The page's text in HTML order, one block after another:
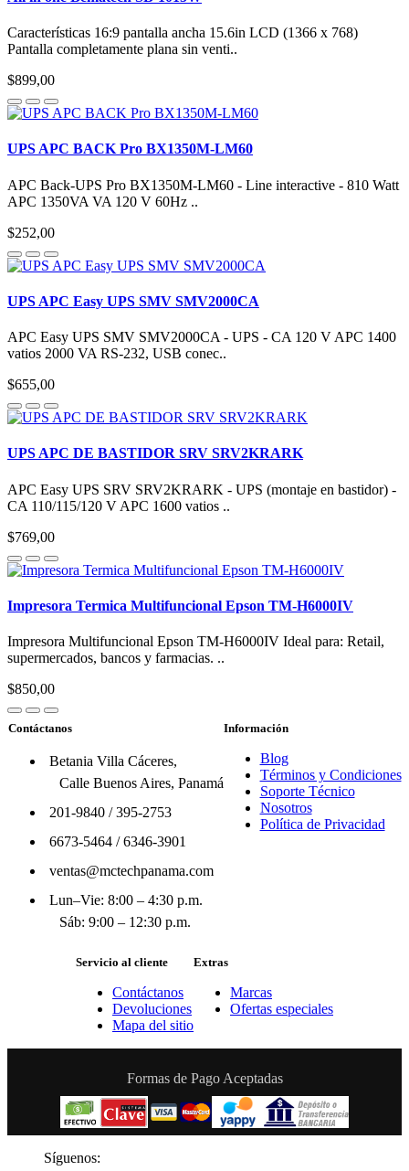
Características 16:9 pantalla ancha 15.6in LCD (1366 x 768)
Pantalla completamente plana sin venti..
$899,00
UPS APC BACK Pro BX1350M-LM60
APC Back-UPS Pro BX1350M-LM60 - Line interactive - 810 Watt
APC 1350VA VA 120 V 60Hz ..
$252,00
UPS APC Easy UPS SMV SMV2000CA
APC Easy UPS SMV SMV2000CA - UPS - CA 120 V APC 1400
vatios 2000 VA RS-232, USB conec..
$655,00
UPS APC DE BASTIDOR SRV SRV2KRARK
APC Easy UPS SRV SRV2KRARK - UPS (montaje en bastidor) -
CA 110/115/120 V APC 1600 vatios ..
$769,00
Impresora Termica Multifuncional Epson TM-H6000IV
Impresora Multifuncional Epson TM-H6000IV Ideal para: Retail,
supermercados, bancos y farmacias. ..
$850,00
Contáctanos
Betania Villa Cáceres,
Calle Buenos Aires, Panamá
201-9840/395-2753
6673-5464/6346-3901
ventas@mctechpanama.com
Lun–Vie: 8:00 – 4:30 p.m.
Sáb: 9:00 – 12:30 p.m.
Información
Blog
Términos y Condiciones
Soporte Técnico
Nosotros
Política de Privacidad
Servicio al cliente
Contáctanos
Devoluciones
Mapa del sitio
Extras
Marcas
Ofertas especiales
Formas de Pago Aceptadas
Síguenos: